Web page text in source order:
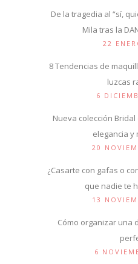
De la tragedia al “sí,
Mila tras la
22
8 Tendencias de
luzcas
6
Nueva colección
elegancia y
20
¿Casarte con gafas o
que nadie te
13
Cómo organizar una
6